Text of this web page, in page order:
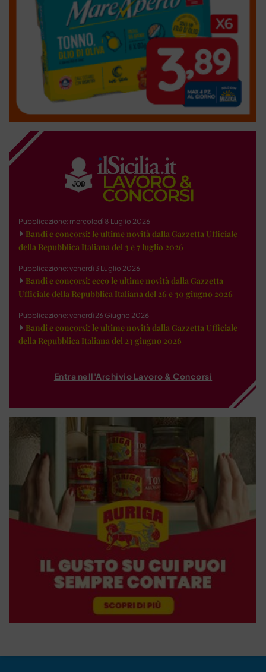
Pubblicazione: mercoledì 8 Luglio 2026
Bandi e concorsi: le ultime novità dalla Gazzetta Ufficiale
della Repubblica Italiana del 3 e 7 luglio 2026
Pubblicazione: venerdì 3 Luglio 2026
Bandi e concorsi: ecco le ultime novità dalla Gazzetta
Ufficiale della Repubblica Italiana del 26 e 30 giugno 2026
Pubblicazione: venerdì 26 Giugno 2026
Bandi e concorsi: le ultime novità dalla Gazzetta Ufficiale
della Repubblica Italiana del 23 giugno 2026
Entra nell'Archivio Lavoro & Concorsi